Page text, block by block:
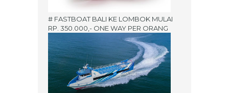
# FASTBOAT BALI KE LOMBOK MULAI
RP. 350.000,- ONE WAY PER ORANG